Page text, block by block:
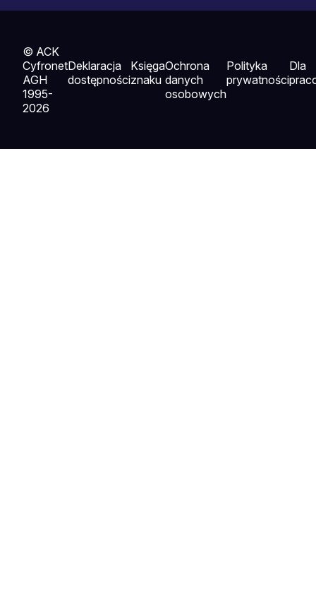
© ACK
Cyfronet
AGH
1995-
2026
Deklaracja
dostępności
Księga
znaku
Ochrona
danych
osobowych
Polityka
prywatności
Dla